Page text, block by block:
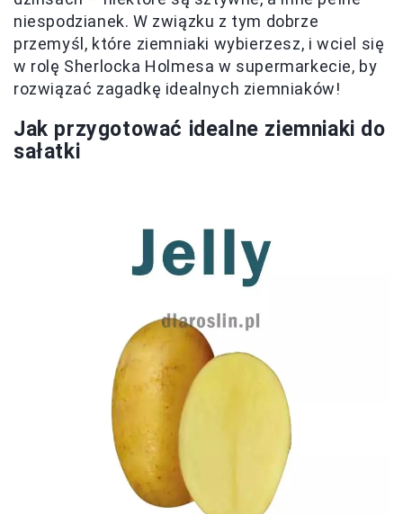
niespodzianek. W związku z tym dobrze
przemyśl, które ziemniaki wybierzesz, i wciel się
w rolę Sherlocka Holmesa w supermarkecie, by
rozwiązać zagadkę idealnych ziemniaków!
Jak przygotować idealne ziemniaki do
sałatki